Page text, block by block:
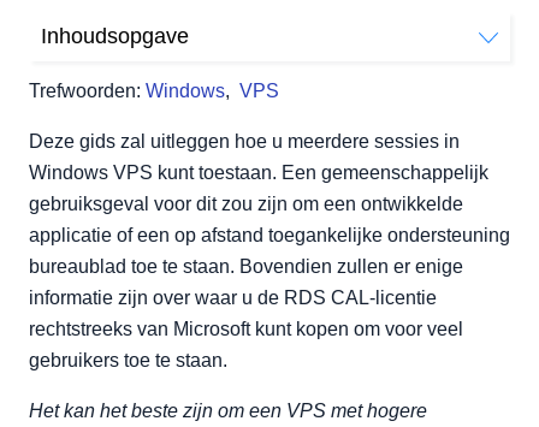
Trefwoorden: Windows, VPS
Inhoudsopgave
Deze veranderingen ongedaan maken
Deze gids zal uitleggen hoe u meerdere sessies in
Windows VPS kunt toestaan. Een gemeenschappelijk
gebruiksgeval voor dit zou zijn om een ontwikkelde
applicatie of een op afstand toegankelijke ondersteuning
bureaublad toe te staan. Bovendien zullen er enige
informatie zijn over waar u de RDS CAL-licentie
rechtstreeks van Microsoft kunt kopen om voor veel
gebruikers toe te staan.
Het kan het beste zijn om een VPS met hogere